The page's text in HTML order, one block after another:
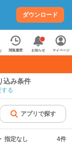
ダウンロード
閲覧履歴 お知らせ マイページ
込み条件
する
アプリで探す
指定なし 4件